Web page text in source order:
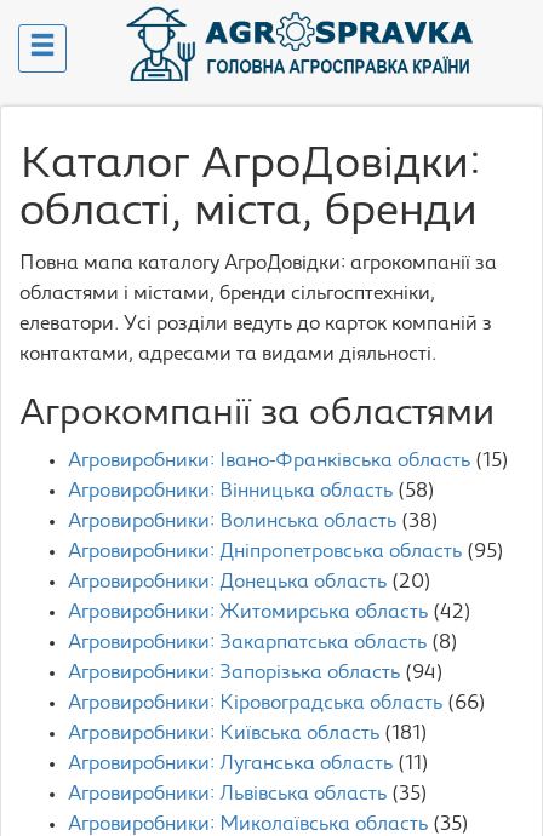
Каталог АгроДовідки:
області, міста, бренди
Повна мапа каталогу АгроДовідки: агрокомпанії за
областями і містами, бренди сільгосптехніки,
елеватори. Усі розділи ведуть до карток компаній з
контактами, адресами та видами діяльності.
Агрокомпанії за областями
Агровиробники: Івано-Франківська область (15)
Агровиробники: Вінницька область (58)
Агровиробники: Волинська область (38)
Агровиробники: Дніпропетровська область (95)
Агровиробники: Донецька область (20)
Агровиробники: Житомирська область (42)
Агровиробники: Закарпатська область (8)
Агровиробники: Запорізька область (94)
Агровиробники: Кіровоградська область (66)
Агровиробники: Київська область (181)
Агровиробники: Луганська область (11)
Агровиробники: Львівська область (35)
Агровиробники: Миколаївська область (35)